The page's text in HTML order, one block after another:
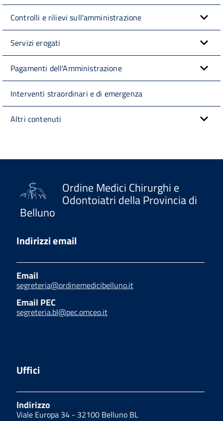
Controlli e rilievi sull'amministrazione
Servizi erogati
Pagamenti dell'Amministrazione
Interventi straordinari e di emergenza
Altri contenuti
Ordine Medici Chirurghi e
Odontoiatri della Provincia di
Belluno
Indirizzi email
Email
segreteria@ordinemedicibelluno.it
Email PEC
segreteria.bl@pec.omceo.it
Uffici
Indirizzo
Viale Europa 34 - 32100 Belluno BL